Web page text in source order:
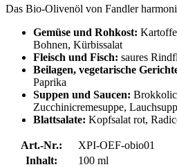
Das Bio-Olivenöl von Fandler
Gemüse und Rohkost:
Bohnen, Kürbissalat
Fleisch und Fisch: saures
Beilagen, vegetarische
Paprika
Suppen und Saucen:
Zucchinicremesuppe,
Blattsalate: Kopfsalat rot,
Art.-Nr.:
XPI-OEF-obio01
Inhalt:
100 ml